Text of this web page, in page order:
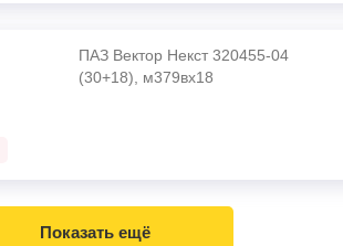
ПАЗ Вектор Некст 320455-04
(30+18), м379вх18
Показать ещё